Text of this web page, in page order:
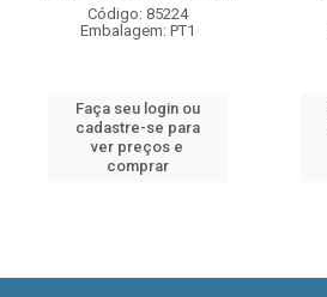
Código: 85224
Embalagem: PT1
Faça seu login ou
cadastre-se para
ver preços e
comprar